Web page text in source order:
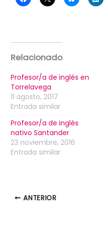
Relacionado
Profesor/a de inglés en
Torrelavega
11 agosto, 2017
Entrada similar
Profesor/a de inglés
nativo Santander
23 noviembre, 2016
Entrada similar
ANTERIOR